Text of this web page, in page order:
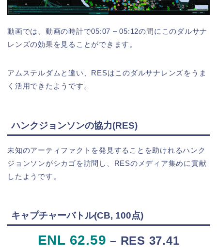
動画では、動画の時計で05:07 – 05:12の間にこのダルサナ
レンズの効果を見ることができます。
アムステルダムと違い、RESはこのダルサナレンズをうま
く活用できたようです。
ハンクジョンソンの協力(RES)
未知のアーティファクトを発見することを助けれるハンク
ジョンソンがシカゴを訪問し、RESのメディア集めに貢献
したようです。
キャプチャーバトル(CB, 100点)
ENL 62.59 – RES 37.41